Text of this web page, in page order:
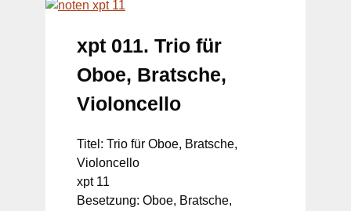
xpt 011. Trio für
Oboe, Bratsche,
Violoncello
Titel: Trio für Oboe, Bratsche,
Violoncello
xpt 11
Besetzung: Oboe, Bratsche,